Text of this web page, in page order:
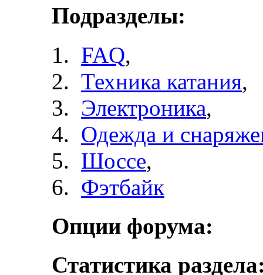
Подразделы:
FAQ,
Техника катания,
Электроника,
Одежда и
Шоссе,
Фэтбайк
Опции форума:
Статистика